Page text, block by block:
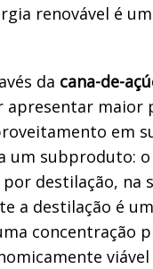
renovável é
da cana-de-
apresentar maior
em
um subproduto: o
destilação, na
a destilação é
concentração